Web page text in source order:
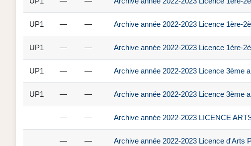
UP1 — — Archive année 2022-2023 Licence 1ère-
UP1 — — Archive année 2022-2023 Licence 1ère-
UP1 — — Archive année 2022-2023 Licence 3ème
UP1 — — Archive année 2022-2023 Licence 3ème
— — Archive année 2022-2023 LICENCE
— — Archive année 2022-2023 Licence d'Arts